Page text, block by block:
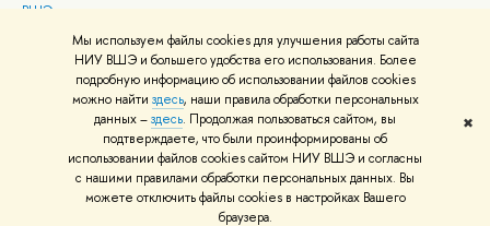
Мы используем файлы cookies для улучшения работы сайта
НИУ ВШЭ и большего удобства его использования. Более
подробную информацию об использовании файлов cookies
можно найти здесь, наши правила обработки персональных
данных –здесь. Продолжая пользоваться сайтом, вы
подтверждаете, что были проинформированы об
использовании файлов cookies сайтом НИУ ВШЭ и согласны
с нашими правилами обработки персональных данных. Вы
можете отключить файлы cookies в настройках Вашего
браузера.
✖
ВШЭ для студентов с ограниченными возможностями
здоровья и инвалидностью
Версия для слабовидящих
Единая платежная страница
© НИУ ВШЭ 1993–2026 Адреса и контакты Условия использования
материалов Политика конфиденциальности Карта сайта
Шрифты HSE Sans и HSE Slab разработаны вШколе дизайна НИУ ВШЭ